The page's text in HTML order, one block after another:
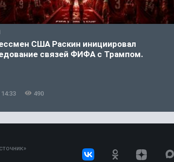
США Раскин инициировал
связей ФИФА с Трампом.
490